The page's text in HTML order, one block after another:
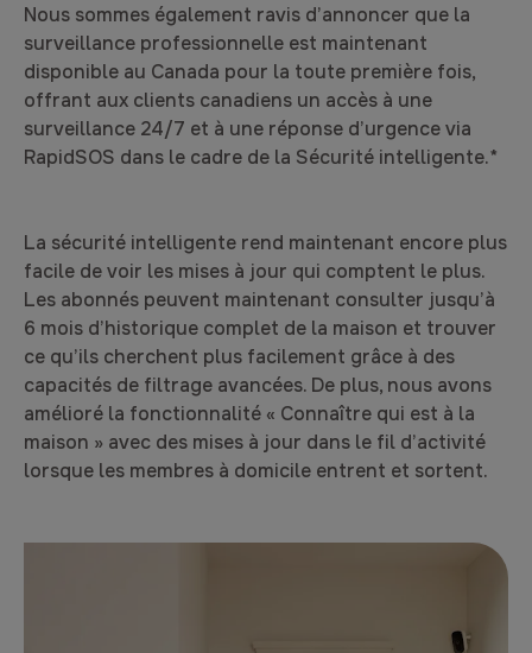
Nous sommes également ravis d’annoncer que la
surveillance professionnelle est maintenant
disponible au Canada pour la toute première fois,
offrant aux clients canadiens un accès à une
surveillance 24/7 et à une réponse d’urgence via
RapidSOS dans le cadre de la Sécurité intelligente.*
La sécurité intelligente rend maintenant encore plus
facile de voir les mises à jour qui comptent le plus.
Les abonnés peuvent maintenant consulter jusqu’à
6 mois d’historique complet de la maison et trouver
ce qu’ils cherchent plus facilement grâce à des
capacités de filtrage avancées. De plus, nous avons
amélioré la fonctionnalité « Connaître qui est à la
maison » avec des mises à jour dans le fil d’activité
lorsque les membres à domicile entrent et sortent.